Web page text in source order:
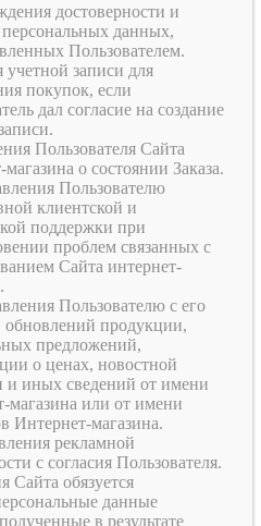
достоверности и
данных,
Пользователем.
учетной записи для
покупок, если
дал согласие на создание
Пользователя Сайта
магазина о состоянии Заказа.
Пользователю
клиентской и
поддержки при
проблем связанных с
Сайта интернет-
Пользователю с его
обновлений продукции,
предложений,
о ценах, новостной
и иных сведений от имени
магазина или от имени
Интернет-магазина.
рекламной
с согласия Пользователя.
Сайта обязуется
данные
в результате